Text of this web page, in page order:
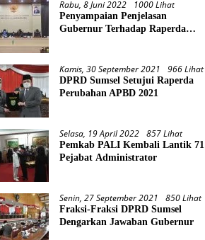
Rabu, 8 Juni 2022 1000 Lihat
Penyampaian Penjelasan
Gubernur Terhadap Raperda
Kamis, 30 September 2021 966 Lihat
DPRD Sumsel Setujui Raperda
Perubahan APBD 2021
Selasa, 19 April 2022 857 Lihat
Pemkab PALI Kembali Lantik 71
Pejabat Administrator
Senin, 27 September 2021 850 Lihat
Fraksi-Fraksi DPRD Sumsel
Dengarkan Jawaban Gubernur